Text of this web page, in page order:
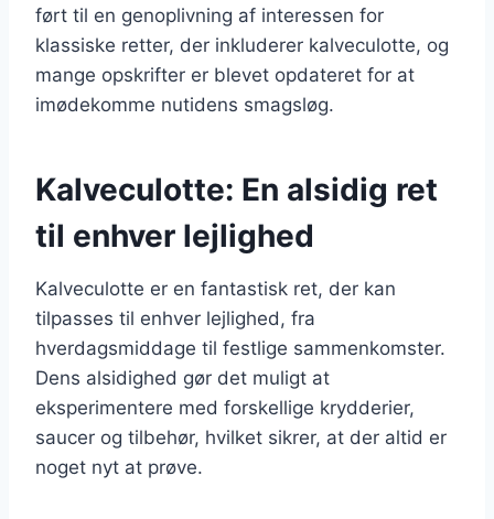
ført til en genoplivning af interessen for
klassiske retter, der inkluderer kalveculotte, og
mange opskrifter er blevet opdateret for at
imødekomme nutidens smagsløg.
Kalveculotte: En alsidig ret
til enhver lejlighed
Kalveculotte er en fantastisk ret, der kan
tilpasses til enhver lejlighed, fra
hverdagsmiddage til festlige sammenkomster.
Dens alsidighed gør det muligt at
eksperimentere med forskellige krydderier,
saucer og tilbehør, hvilket sikrer, at der altid er
noget nyt at prøve.